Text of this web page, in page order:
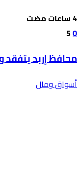
0
5
محافظ إربد يتفقد
أسواق ومال